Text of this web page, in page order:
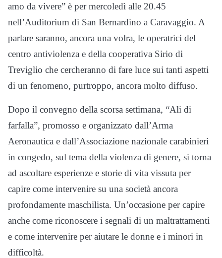
amo da vivere” è per mercoledì alle 20.45
nell’Auditorium di San Bernardino a Caravaggio. A
parlare saranno, ancora una volra, le operatrici del
centro antiviolenza e della cooperativa Sirio di
Treviglio che cercheranno di fare luce sui tanti aspetti
di un fenomeno, purtroppo, ancora molto diffuso.
Dopo il convegno della scorsa settimana, “Ali di
farfalla”, promosso e organizzato dall’Arma
Aeronautica e dall’Associazione nazionale carabinieri
in congedo, sul tema della violenza di genere, si torna
ad ascoltare esperienze e storie di vita vissuta per
capire come intervenire su una società ancora
profondamente maschilista. Un’occasione per capire
anche come riconoscere i segnali di un maltrattamenti
e come intervenire per aiutare le donne e i minori in
difficoltà.